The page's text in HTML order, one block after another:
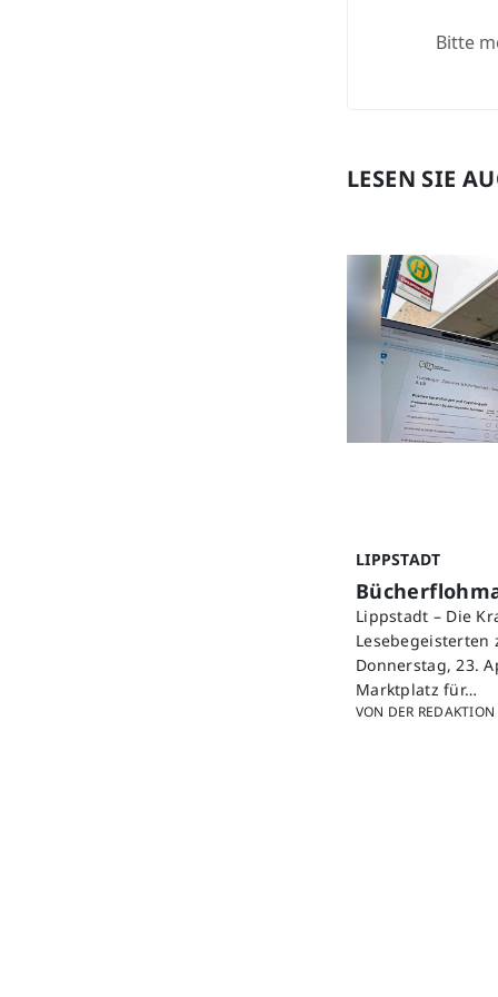
Bitte
LESEN SIE
LIPPSTADT
Lippstadt – Die
Donnerstag, 23.
Marktplatz für…
VON DER